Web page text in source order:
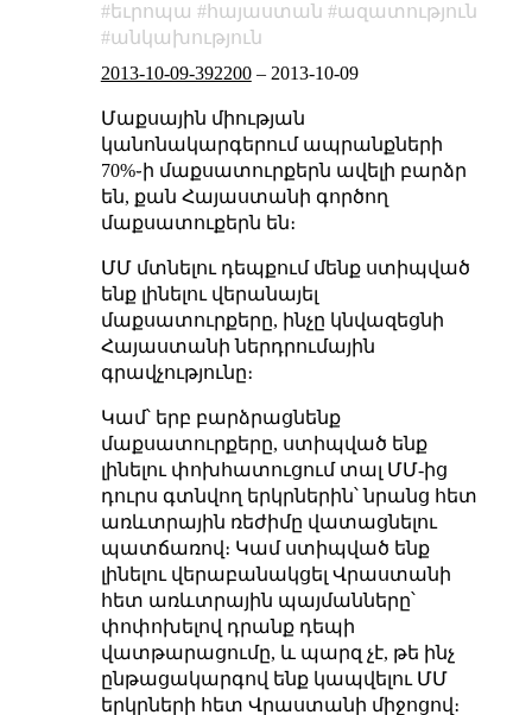
եւրոպա
հայաստան
ազատություն
անկախություն
2013-10-09-392200– 2013-10-09
Մաքսային միության
կանոնակարգերում ապրանքների
70%֊ի մաքսատուրքերն ավելի բարձր
են, քան Հայաստանի գործող
մաքսատուքերն են։
ՄՄ մտնելու դեպքում մենք ստիպված
ենք լինելու վերանայել
մաքսատուրքերը, ինչը կնվազեցնի
Հայաստանի ներդրումային
գրավչությունը։
Կամ՝ երբ բարձրացնենք
մաքսատուրքերը, ստիպված ենք
լինելու փոխհատուցում տալ ՄՄ-ից
դուրս գտնվող երկրներին՝ նրանց հետ
առևտրային ռեժիմը վատացնելու
պատճառով։ Կամ ստիպված ենք
լինելու վերաբանակցել Վրաստանի
հետ առևտրային պայմանները՝
փոփոխելով դրանք դեպի
վատթարացումը, և պարզ չէ, թե ինչ
ընթացակարգով ենք կապվելու ՄՄ
երկրների հետ Վրաստանի միջոցով։